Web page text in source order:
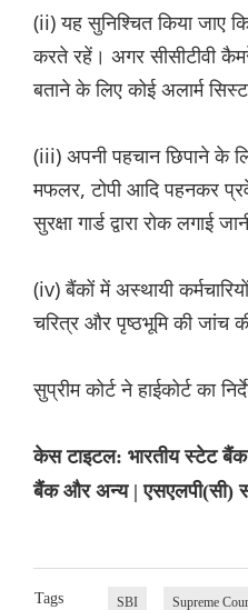
(ii) यह सुनिश्चित किया जाए
करते रहें। अगर सीसीटीवी
बताने के लिए कोई अलार्म
(iii) अपनी पहचान छिपाने के
मफलर, टोपी आदि पहनकर
सुरक्षा गार्ड द्वारा रोक लगाई
(iv) बैंकों में अस्थायी
चरित्र और पृष्ठभूमि की जांच
सुप्रीम कोर्ट ने हाईकोर्ट का
केस टाइटल: भारतीय स्टेट बैंक
बैंक और अन्य | एसएलपी(सी)
Tags SBI Supreme